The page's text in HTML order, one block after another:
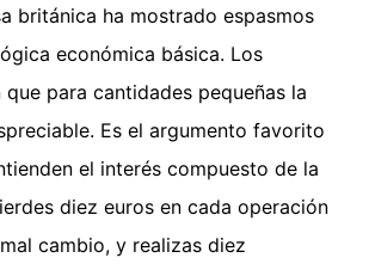
británica ha mostrado espasmos
económica básica. Los
para cantidades pequeñas la
Es el argumento favorito
el interés compuesto de la
diez euros en cada operación
cambio, y realizas diez